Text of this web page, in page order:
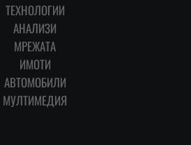
ТЕХНОЛОГИИ
АНАЛИЗИ
МРЕЖАТА
ИМОТИ
АВТОМОБИЛИ
МУЛТИМЕДИЯ